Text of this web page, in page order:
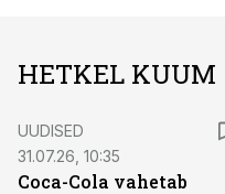
HETKEL KUUM
UUDISED
31.07.26, 10:35
Coca-Cola vahetab